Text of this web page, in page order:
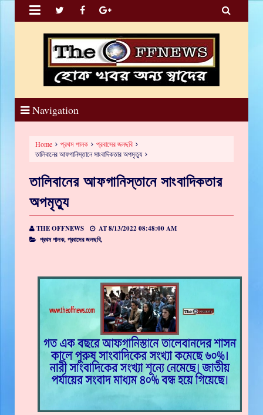
 
Navigation
Home প্রথম পালক
প্রবাসের জলছবি
তালিবানের আফগানিস্তানে সাংবাদিকতার অপমৃত্যু
তালিবানের আফগানিস্তানে সাংবাদিকতার
অপমৃত্যু
THE OFFNEWS AT8/13/2022 08:48:00 AM
প্রথম পালক,প্রবাসের জলছবি,